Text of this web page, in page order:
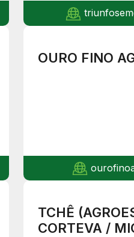
OURO FINO
TCHÊ
CORTEVA /